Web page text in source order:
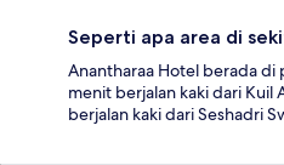
Seperti apa area di
Anantharaa Hotel berada di
menit berjalan kaki dari Kuil
berjalan kaki dari Seshadri